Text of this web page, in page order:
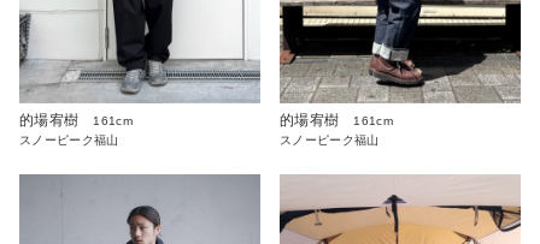
的場宥樹
161cm
スノーピーク福山
的場宥樹
161cm
スノーピーク福山